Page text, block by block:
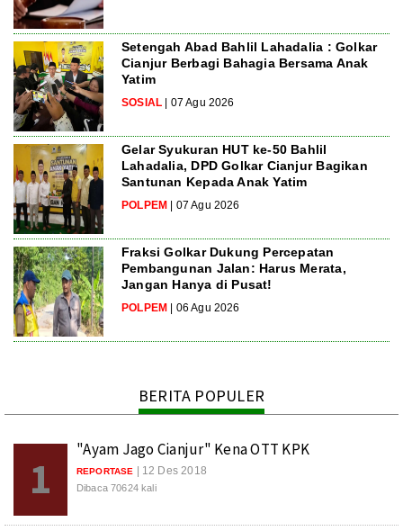
Setengah Abad Bahlil Lahadalia : Golkar
Cianjur Berbagi Bahagia Bersama Anak
Yatim
SOSIAL | 07 Agu 2026
Gelar Syukuran HUT ke-50 Bahlil
Lahadalia, DPD Golkar Cianjur Bagikan
Santunan Kepada Anak Yatim
POLPEM | 07 Agu 2026
Fraksi Golkar Dukung Percepatan
Pembangunan Jalan: Harus Merata,
Jangan Hanya di Pusat!
POLPEM | 06 Agu 2026
BERITA POPULER
1
"Ayam Jago Cianjur" Kena OTT KPK
REPORTASE | 12 Des 2018
Dibaca 70624 kali